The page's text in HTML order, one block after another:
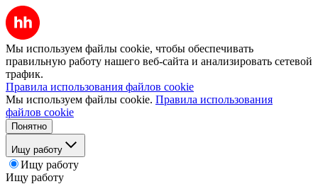
Мы используем файлы cookie, чтобы обеспечивать
правильную работу нашего веб-сайта и анализировать сетевой
трафик.
Правила использования файлов cookie
Мы используем файлы cookie. Правила использования
файлов cookie
Понятно
Ищу работу
Ищу работу
Ищу работу